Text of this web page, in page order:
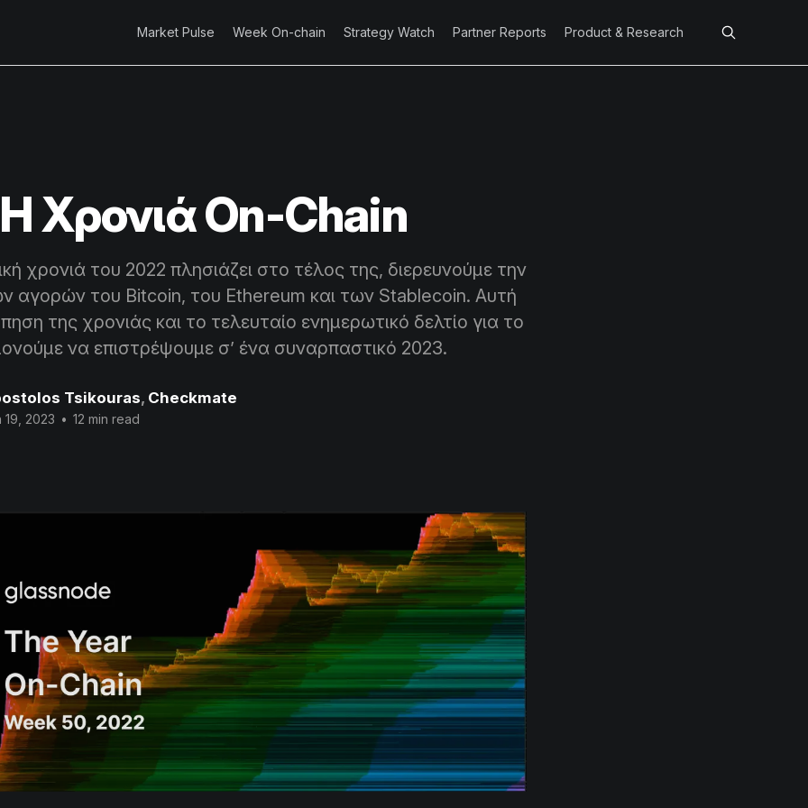
Market Pulse Week On-chain Strategy Watch Partner Reports Product & Research
Χρονιά On-Chain
χρονιά του 2022 πλησιάζει στο τέλος της, διερευνούμε την
αγορών του Bitcoin, του Ethereum και των Stablecoin. Αυτή
της χρονιάς και το τελευταίο ενημερωτικό δελτίο για το
να επιστρέψουμε σ’ ένα συναρπαστικό 2023.
Tsikouras, Checkmate
19, 2023 • 12 min read